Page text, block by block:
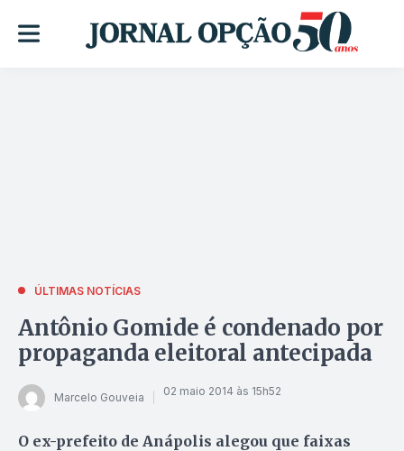
ÚLTIMAS NOTÍCIAS
Antônio Gomide é condenado por
propaganda eleitoral antecipada
Marcelo Gouveia 02 maio 2014 às 15h52
O ex-prefeito de Anápolis alegou que faixas